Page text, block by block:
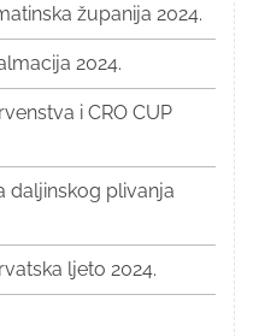
županija 2024.
2024.
i CRO CUP
daljinskog plivanja
ljeto 2024.